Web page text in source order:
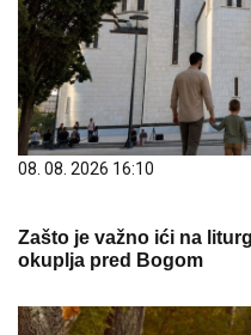
08. 08. 2026 16:10
Zašto je važno ići na
okuplja pred Bogom